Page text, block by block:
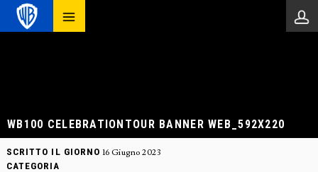
WB100 CELEBRATIONTOUR BANNER WEB_592X220
SCRITTO IL GIORNO 16 Giugno 2023
CATEGORIA